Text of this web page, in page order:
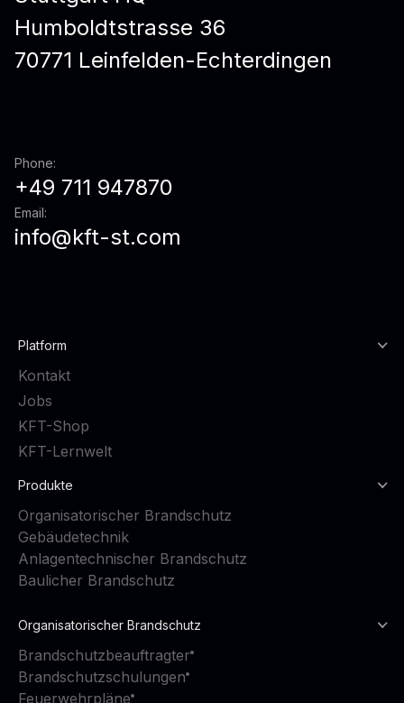
Humboldtstrasse 36
70771 Leinfelden-Echterdingen
Phone:
+49 711 947870
Email:
info@kft-st.com
Platform
Kontakt
Jobs
KFT-Shop
KFT-Lernwelt
Produkte
Organisatorischer Brandschutz
Gebäudetechnik
Anlagentechnischer Brandschutz
Baulicher Brandschutz
Organisatorischer Brandschutz
Brandschutzbeauftragter
Brandschutzschulungen
Feuerwehrpläne